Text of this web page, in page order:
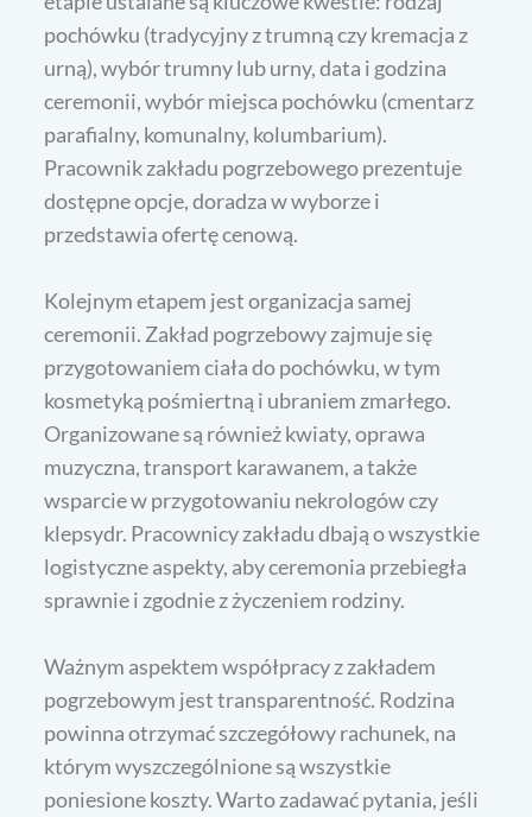
pochówku (tradycyjny z trumną czy kremacja z
urną), wybór trumny lub urny, data i godzina
ceremonii, wybór miejsca pochówku (cmentarz
parafialny, komunalny, kolumbarium).
Pracownik zakładu pogrzebowego prezentuje
dostępne opcje, doradza w wyborze i
przedstawia ofertę cenową.
Kolejnym etapem jest organizacja samej
ceremonii. Zakład pogrzebowy zajmuje się
przygotowaniem ciała do pochówku, w tym
kosmetyką pośmiertną i ubraniem zmarłego.
Organizowane są również kwiaty, oprawa
muzyczna, transport karawanem, a także
wsparcie w przygotowaniu nekrologów czy
klepsydr. Pracownicy zakładu dbają o wszystkie
logistyczne aspekty, aby ceremonia przebiegła
sprawnie i zgodnie z życzeniem rodziny.
Ważnym aspektem współpracy z zakładem
pogrzebowym jest transparentność. Rodzina
powinna otrzymać szczegółowy rachunek, na
którym wyszczególnione są wszystkie
poniesione koszty. Warto zadawać pytania, jeśli